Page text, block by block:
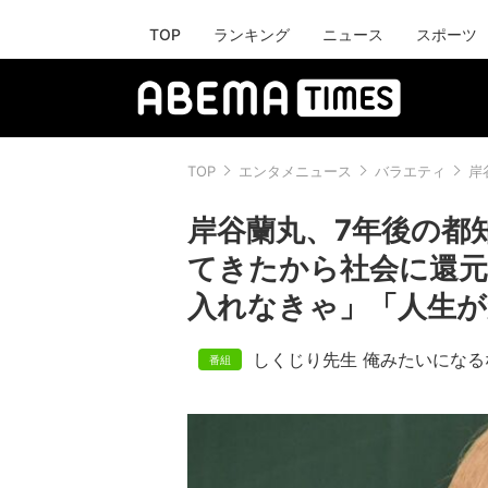
TOP ランキング ニュース スポーツ
TOP エンタメニュース バラエティ 岸
岸谷蘭丸、7年後の都
てきたから社会に還
入れなきゃ」「人生
しくじり先生 俺みたいにな